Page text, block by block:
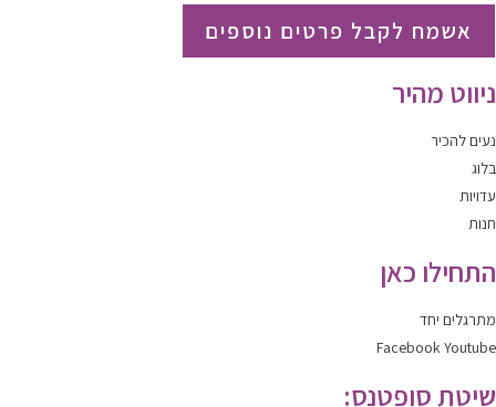
אשמח לקבל פרטים נוספים
ניווט מהיר
נעים להכיר
בלוג
עדויות
חנות
התחילו כאן
מתרגלים יחד
FacebookYoutube
שיטת סופטנס: